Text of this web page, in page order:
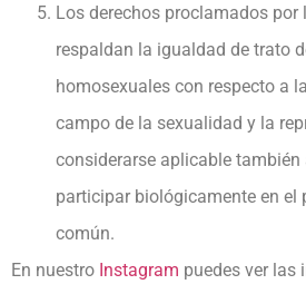
Los derechos proclamados por
respaldan la igualdad de trato
homosexuales con respecto a
campo de la sexualidad y la
considerarse aplicable
participar biológicamente en el
común.
En nuestro Instagram puedes ver las